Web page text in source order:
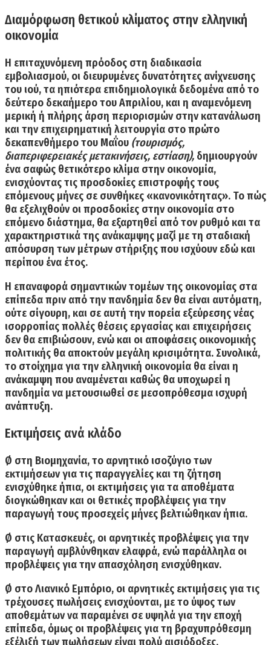
Διαμόρφωση θετικού κλίματος στην ελληνική
οικονομία
Η επιταχυνόμενη πρόοδος στη διαδικασία
εμβολιασμού, οι διευρυμένες δυνατότητες ανίχνευσης
του ιού, τα ηπιότερα επιδημιολογικά δεδομένα από το
δεύτερο δεκαήμερο του Απριλίου, και η αναμενόμενη
μερική ή πλήρης άρση περιορισμών στην κατανάλωση
και την επιχειρηματική λειτουργία στο πρώτο
δεκαπενθήμερο του Μαΐου (τουρισμός,
διαπεριφερειακές μετακινήσεις, εστίαση), δημιουργούν
ένα σαφώς θετικότερο κλίμα στην οικονομία,
ενισχύοντας τις προσδοκίες επιστροφής τους
επόμενους μήνες σε συνθήκες «κανονικότητας». Το πώς
θα εξελιχθούν οι προσδοκίες στην οικονομία στο
επόμενο διάστημα, θα εξαρτηθεί από τον ρυθμό και τα
χαρακτηριστικά της ανάκαμψης μαζί με τη σταδιακή
απόσυρση των μέτρων στήριξης που ισχύουν εδώ και
περίπου ένα έτος.
Η επαναφορά σημαντικών τομέων της οικονομίας στα
επίπεδα πριν από την πανδημία δεν θα είναι αυτόματη,
ούτε σίγουρη, και σε αυτή την πορεία εξεύρεσης νέας
ισορροπίας πολλές θέσεις εργασίας και επιχειρήσεις
δεν θα επιβιώσουν, ενώ και οι αποφάσεις οικονομικής
πολιτικής θα αποκτούν μεγάλη κρισιμότητα. Συνολικά,
το στοίχημα για την ελληνική οικονομία θα είναιη
ανάκαμψη που αναμένεται καθώς θα υποχωρεί η
πανδημία να μετουσιωθεί σε μεσοπρόθεσμα ισχυρή
ανάπτυξη.
Εκτιμήσεις ανά κλάδο
Ø στη Βιομηχανία,το αρνητικό ισοζύγιο των
εκτιμήσεων για τις παραγγελίες και τη ζήτηση
ενισχύθηκε ήπια, οι εκτιμήσεις για τα αποθέματα
διογκώθηκαν και οι θετικές προβλέψεις για την
παραγωγή τους προσεχείς μήνες βελτιώθηκαν ήπια.
Ø στις Κατασκευές, οι αρνητικές προβλέψεις για την
παραγωγή αμβλύνθηκαν ελαφρά, ενώ παράλληλα οι
προβλέψεις για την απασχόληση ενισχύθηκαν.
Ø στο Λιανικό Εμπόριο, οι αρνητικές εκτιμήσεις για τις
τρέχουσες πωλήσεις ενισχύονται, με το ύψος των
αποθεμάτων να παραμένει σε υψηλά για την εποχή
επίπεδα, όμως οι προβλέψεις για τη βραχυπρόθεσμη
εξέλιξή των πωλήσεων είναι πολύ αισιόδοξες.